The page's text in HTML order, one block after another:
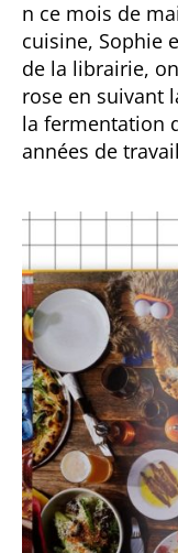
n ce mois de
cuisine, Sophie
de la librairie,
rose en suivant
la fermentation
années de